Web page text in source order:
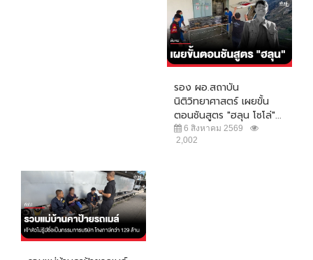
รอง ผอ.สถาบัน
นิติวิทยาศาสตร์ เผยขั้น
ตอนชันสูตร "ฮลุน โซโล่"...
6 สิงหาคม 2569
2,002